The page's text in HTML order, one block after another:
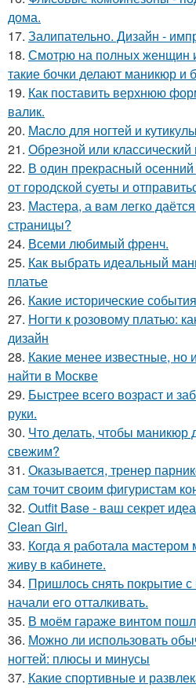
дома.
17. Залипательно. Дизайн -
18. Смотрю на полных женщин
такие бочки делают маникюр и
19. Как поставить верхнюю
валик.
20. Масло для ногтей и
21. Обрезной или
22. В один прекрасный
от городской суеты и
23. Мастера, а вам легко
страницы?
24. Всеми любимый френч.
25. Как выбрать идеальный
платье
26. Какие исторические
27. Ногти к розовому платью:
дизайн
28. Какие менее известные,
найти в Москве
29. Быстрее всего возраст и
руки.
30. Что делать, чтобы маникюр
свежим?
31. Оказывается, тренер
сам точит своим фигуристам
32. Outfit Base - ваш секрет
Clean Girl.
33. Когда я работала мастером
живу в кабинете.
34. Пришлось снять покрытие с
начали его отталкивать.
35. В моём гараже винтом
36. Можно ли использовать
ногтей: плюсы и минусы
37. Какие спортивные и